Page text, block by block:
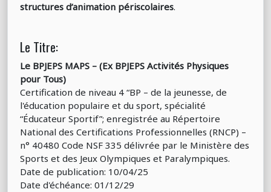
structures d’animation périscolaires.
Le Titre:
Le BPJEPS MAPS – (Ex BPJEPS Activités Physiques
pour Tous)
Certification de niveau 4 “BP – de la jeunesse, de
l'éducation populaire et du sport, spécialité
“Éducateur Sportif”; enregistrée au Répertoire
National des Certifications Professionnelles (RNCP) –
n° 40480 Code NSF 335 délivrée par le Ministère des
Sports et des Jeux Olympiques et Paralympiques.
Date de publication: 10/04/25
Date d'échéance: 01/12/29